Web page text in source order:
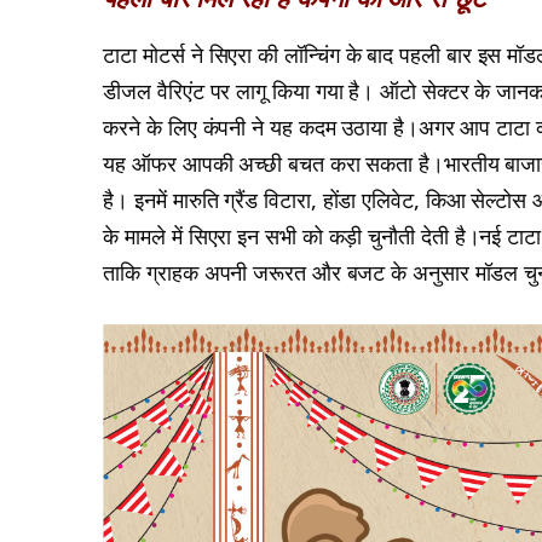
टाटा मोटर्स ने सिएरा की लॉन्चिंग के बाद पहली बार इस
डीजल वैरिएंट पर लागू किया गया है। ऑटो सेक्टर के
करने के लिए कंपनी ने यह कदम उठाया है।अगर आप टाटा
यह ऑफर आपकी अच्छी बचत करा सकता है।भारतीय
है। इनमें मारुति ग्रैंड विटारा, होंडा एलिवेट, किआ
के मामले में सिएरा इन सभी को कड़ी चुनौती देती है।नई
ताकि ग्राहक अपनी जरूरत और बजट के अनुसार मॉडल